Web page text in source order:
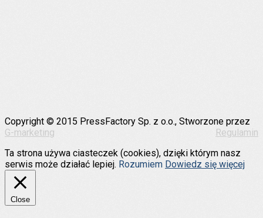
Copyright © 2015 PressFactory Sp. z o.o., Stworzone przez
G-marketing
Regulamin
Ta strona używa ciasteczek (cookies), dzięki którym nasz
serwis może działać lepiej. Rozumiem Dowiedz się więcej
Close